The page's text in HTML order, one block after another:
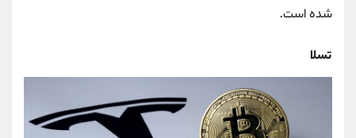
شده است.
تسلا